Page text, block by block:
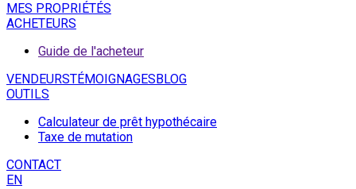
MES PROPRIÉTÉS
ACHETEURS
Guide de l'acheteur
VENDEURSTÉMOIGNAGESBLOG
OUTILS
Calculateur de prêt hypothécaire
Taxe de mutation
CONTACT
EN